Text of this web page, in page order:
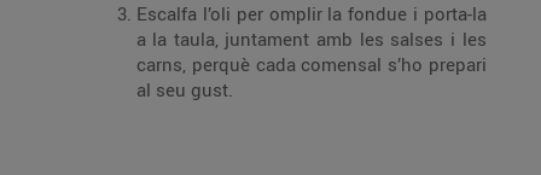
Escalfa l’oli per omplir la fondue i porta-la
a la taula, juntament amb les salses i les
carns, perquè cada comensal s’ho prepari
al seu gust.